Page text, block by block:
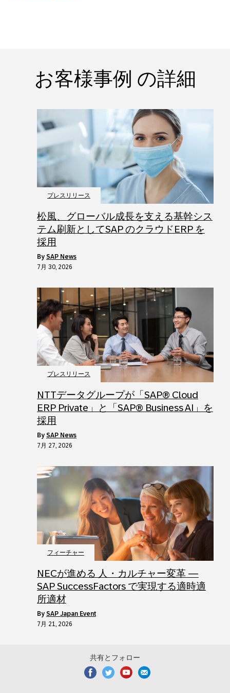
お客様事例 の詳細
プレスリリース
松風、グローバル成長を支える基幹シス
テム刷新としてSAP のクラウドERP を
採用
by SAP News
7月 30, 2026
プレスリリース
NTTデータグループが「SAP® Cloud
ERP Private」と「SAP® Business AI」を
採用
by SAP News
7月 27, 2026
フィーチャー
NECが進める 人・カルチャー変革 ―
SAP SuccessFactors で実現する適時適
所適材
by SAP Japan Event
7月 21, 2026
共有とフォロー